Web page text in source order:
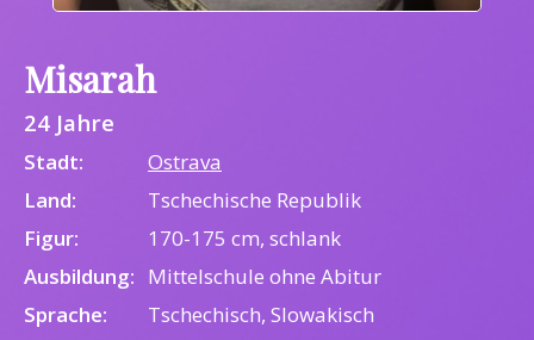
Misarah
24 Jahre
Stadt:
Ostrava
Land:
Tschechische Republik
Figur:
170-175 cm, schlank
Ausbildung: Mittelschule ohne Abitur
Sprache:
Tschechisch, Slowakisch